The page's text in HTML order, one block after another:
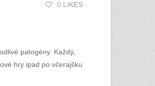
0 LIKES
patogény. Každý,
hry ipad po včerajšku